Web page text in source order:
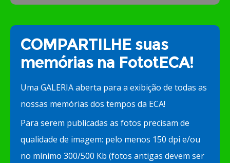
COMPARTILHE suas
memórias na FototECA!
Uma GALERIA aberta para a exibição de todas as
nossas memórias dos tempos da ECA!
Para serem publicadas as fotos precisam de
qualidade de imagem: pelo menos 150 dpi e/ou
no mínimo 300/500 Kb (fotos antigas devem ser